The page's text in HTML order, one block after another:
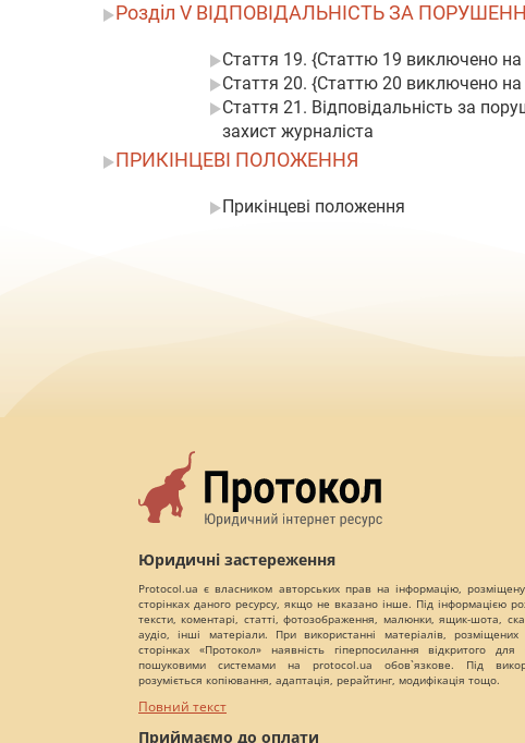
Розділ V ВІДПОВІДАЛЬНІСТЬ ЗА
Стаття 19. {Статтю 19 виключено
Стаття 20. {Статтю 20 виключено
Стаття 21. Відповідальність за
захист журналіста
ПРИКІНЦЕВІ ПОЛОЖЕННЯ
Прикінцеві положення
Юридичні застереження
Protocol.ua є власником авторських прав на інформацію,
сторінках даного ресурсу, якщо не вказано інше. Під інформацією
тексти, коментарі, статті, фотозображення, малюнки, ящик-шота,
аудіо, інші матеріали. При використанні матеріалів,
сторінках «Протокол» наявність гіперпосилання відкритого для
пошуковими системами на protocol.ua обов`язкове. Під
розуміється копіювання, адаптація, рерайтинг, модифікація тощо.
Повний текст
Приймаємо до оплати